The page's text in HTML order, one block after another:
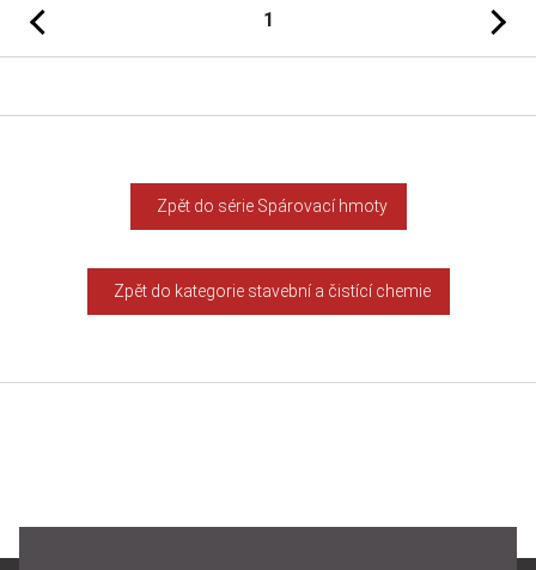
Předchozí 1
Zpět do série Spárovací hmoty
Zpět do kategorie stavební a čistící chemie